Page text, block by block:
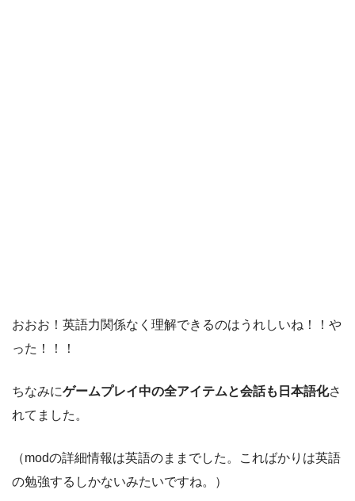
おおお！英語力関係なく理解できるのはうれしいね！！や
った！！！
ちなみにゲームプレイ中の全アイテムと会話も日本語化さ
れてました。
（modの詳細情報は英語のままでした。こればかりは英語
の勉強するしかないみたいですね。）